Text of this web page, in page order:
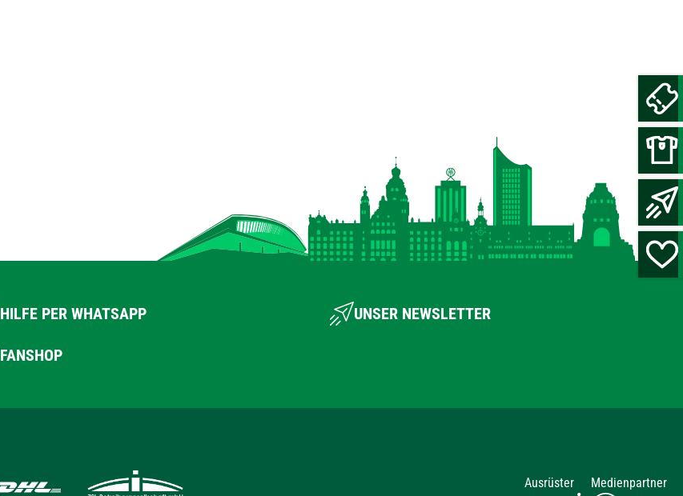
HILFE PER WHATSAPP UNSER NEWSLETTER
FANSHOP
Ausrüster
Medienpartner